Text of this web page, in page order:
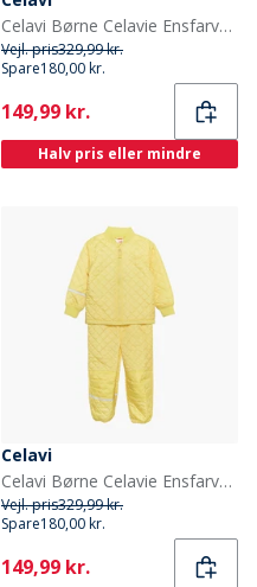
Celavi Børne Celavie Ensfarvet Basis Termosæt Buckthorn Brown
Vejl. pris329,99 kr.
Spare180,00 kr.
Current
149,99 kr.
Halv pris eller mindre
Celavi
Celavi Børne Celavie Ensfarvet Basis Termosæt Sundress
Vejl. pris329,99 kr.
Spare180,00 kr.
Current
149,99 kr.